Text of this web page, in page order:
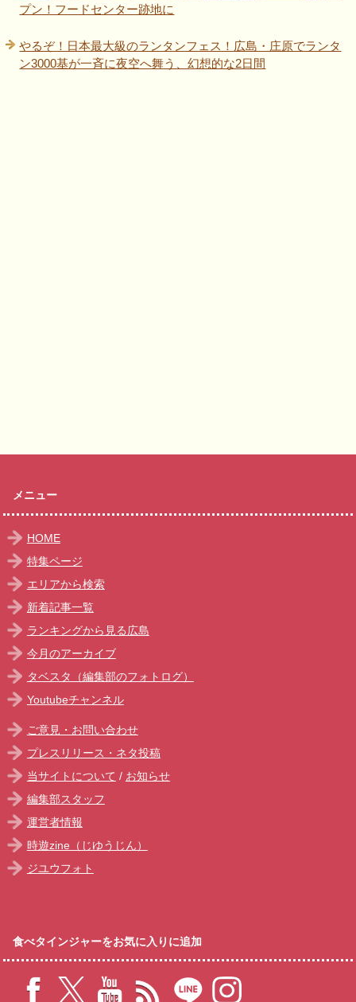
プン！フードセンター跡地に
やるぞ！日本最大級のランタンフェス！広島・庄原でランタ
ン3000基が一斉に夜空へ舞う、幻想的な2日間
メニュー
HOME
特集ページ
エリアから検索
新着記事一覧
ランキングから見る広島
今月のアーカイブ
タベスタ（編集部のフォトログ）
Youtubeチャンネル
ご意見・お問い合わせ
プレスリリース・ネタ投稿
当サイトについて / お知らせ
編集部スタッフ
運営者情報
時遊zine（じゆうじん）
ジユウフォト
食べタインジャーをお気に入りに追加